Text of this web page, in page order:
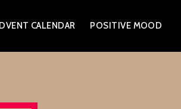
CALENDAR POSITIVE MOOD